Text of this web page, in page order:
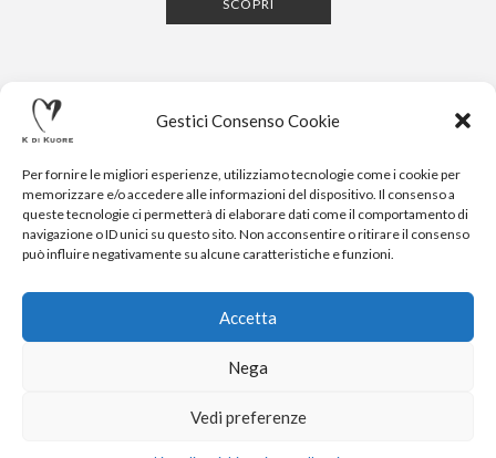
Gestici Consenso Cookie
Per fornire le migliori esperienze, utilizziamo tecnologie come i cookie per
memorizzare e/o accedere alle informazioni del dispositivo. Il consenso a
queste tecnologie ci permetterà di elaborare dati come il comportamento di
navigazione o ID unici su questo sito. Non acconsentire o ritirare il consenso
può influire negativamente su alcune caratteristiche e funzioni.
Accetta
Nega
Vedi preferenze
SCOPRI
CONTATTI NEWSLETTER PRESS PRIVACY POLICY
COOKIE POLICY RESERVED AREA
INFO@KDIKUORE.COM